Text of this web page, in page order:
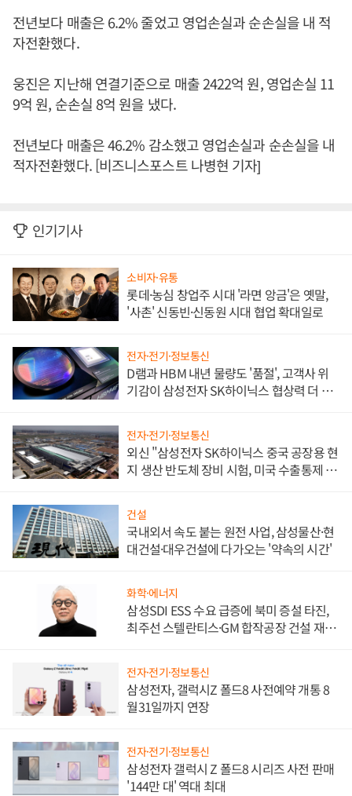
전년보다 매출은 6.2% 줄었고 영업손실과 순손실을 내 적
자전환했다.
웅진은 지난해 연결기준으로 매출 2422억 원, 영업손실 11
9억 원, 순손실 8억 원을 냈다.
전년보다 매출은 46.2% 감소했고 영업손실과 순손실을 내
적자전환했다. [비즈니스포스트 나병현 기자]
인기기사
소비자·유통
롯데·농심 창업주 시대 '라면 앙금'은 옛말,
'사촌' 신동빈·신동원 시대 협업 확대일로
전자·전기·정보통신
D램과 HBM 내년 물량도 '품절', 고객사 위
기감이 삼성전자 SK하이닉스 협상력 더 키
전자·전기·정보통신
외신 "삼성전자 SK하이닉스 중국 공장용 현
지 생산 반도체 장비 시험, 미국 수출통제 대
건설
국내외서 속도 붙는 원전 사업, 삼성물산·현
대건설·대우건설에 다가오는 '약속의 시간'
화학·에너지
삼성SDI ESS 수요 급증에 북미 증설 타진,
최주선 스텔란티스·GM 합작공장 건설 재추
전자·전기·정보통신
삼성전자, 갤럭시Z 폴드8 사전예약 개통 8
월31일까지 연장
전자·전기·정보통신
삼성전자 갤럭시 Z 폴드8 시리즈 사전 판매
'144만 대' 역대 최대